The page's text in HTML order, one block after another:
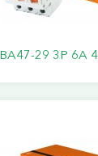
29 3Р 6А